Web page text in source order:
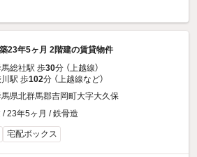
23年5ヶ月 2階建の賃貸物件
総社駅 歩30分 （上越線）
駅 歩102分 （上越線など）
県北群馬郡吉岡町大字大久保
/ 23年5ヶ月 / 鉄骨造
宅配ボックス